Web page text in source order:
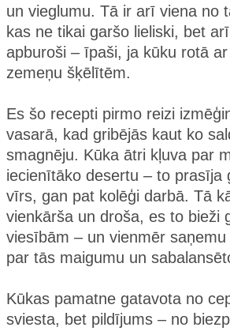
un vieglumu. Tā ir arī viena no
kas ne tikai garšo lieliski, bet
apburoši – īpaši, ja kūku rotā
zemeņu šķēlītēm.
Es šo recepti pirmo reizi
vasarā, kad gribējās kaut ko
smagnēju. Kūka ātri kļuva par
iecienītāko desertu – to prasīja
vīrs, gan pat kolēģi darbā. Tā
vienkārša un droša, es to bieži
viesībām – un vienmēr
par tās maigumu un
Kūkas pamatne gatavota no
sviesta, bet pildījums – no